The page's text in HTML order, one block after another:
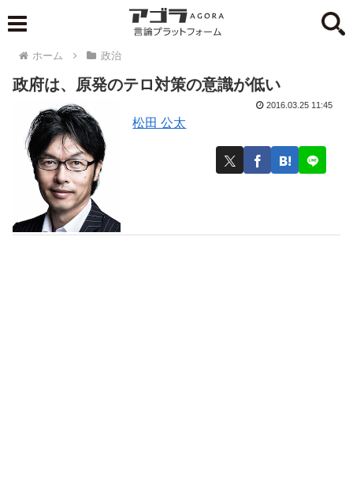
ホーム 政治
政府は、原発のテロ対策の意識が低い
松田 公太
2016.03.25 11:45